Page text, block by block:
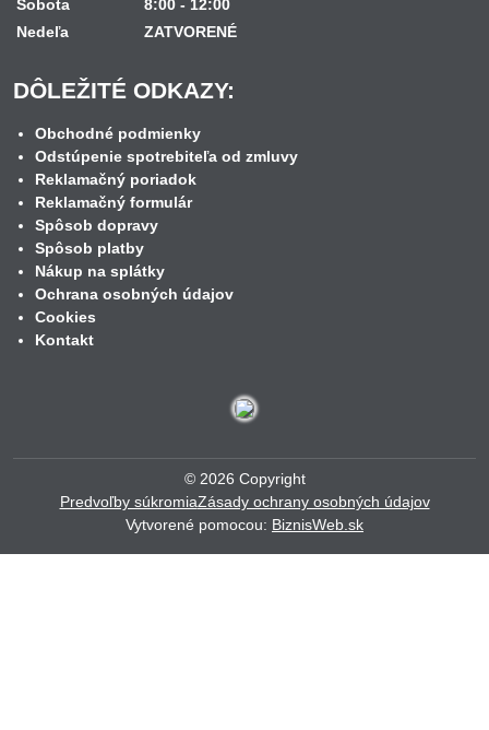
Sobota
8:00 - 12:00
Nedeľa
ZATVORENÉ
DÔLEŽITÉ ODKAZY:
Obchodné podmienky
Odstúpenie spotrebiteľa od zmluvy
Reklamačný poriadok
Reklamačný formulár
Spôsob dopravy
Spôsob platby
Nákup na splátky
Ochrana osobných údajov
Cookies
Kontakt
© 2026 Copyright
Predvoľby súkromiaZásady ochrany osobných údajov
Vytvorené pomocou: BiznisWeb.sk